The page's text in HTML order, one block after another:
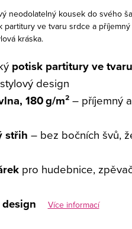
neodolatelný kousek do svého
partitury ve tvaru srdce a příjemný
kráska.
potisk partitury ve
design
180 g/m²– příjemný
střih – bez bočních švů,
pro hudebnice,
Více informací